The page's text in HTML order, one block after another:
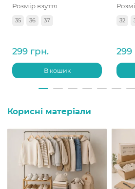
Розмір взуття
35 36 37
299 грн.
В кошик
32
299
Корисні матеріали